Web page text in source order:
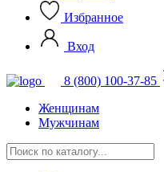
Избранное
Вход
8 (800) 100-37-85
Женщинам
Мужчинам